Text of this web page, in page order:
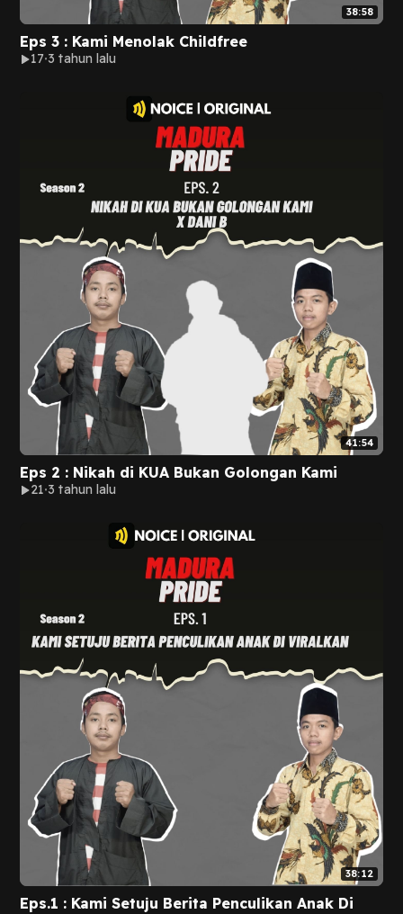
38:58
Eps 3 : Kami Menolak Childfree
17 3 tahun lalu
41:54
Eps 2 : Nikah di KUA Bukan Golongan Kami
21 3 tahun lalu
38:12
Eps.1 : Kami Setuju Berita Penculikan Anak Di